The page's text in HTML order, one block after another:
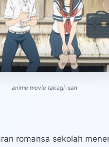
anime movie takagi-san
romansa sekolah